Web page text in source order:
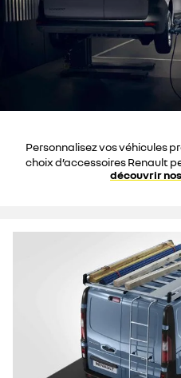
Personnalisez vos véhicules
choix d’accessoires Renault
découvrir